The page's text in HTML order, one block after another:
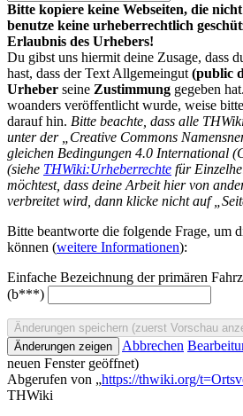
Bitte kopiere keine Webseiten, die
benutze keine urheberrechtlich
Erlaubnis des Urhebers!
Du gibst uns hiermit deine Zusage, dass
hast, dass der Text Allgemeingut (public
Urheber seine Zustimmung gegeben
woanders veröffentlicht wurde, weise
darauf hin. Bitte beachte, dass alle
unter der „Creative Commons
gleichen Bedingungen 4.0 International
(siehe THWiki:Urheberrechte für
möchtest, dass deine Arbeit hier von
verbreitet wird, dann klicke nicht auf
Bitte beantworte die folgende Frage, um
können (weitere Informationen):
Einfache Bezeichnung der primären
(b***)
Abbrechen
neuen Fenster geöffnet)
Abgerufen von „https://thwiki.org/
THWiki